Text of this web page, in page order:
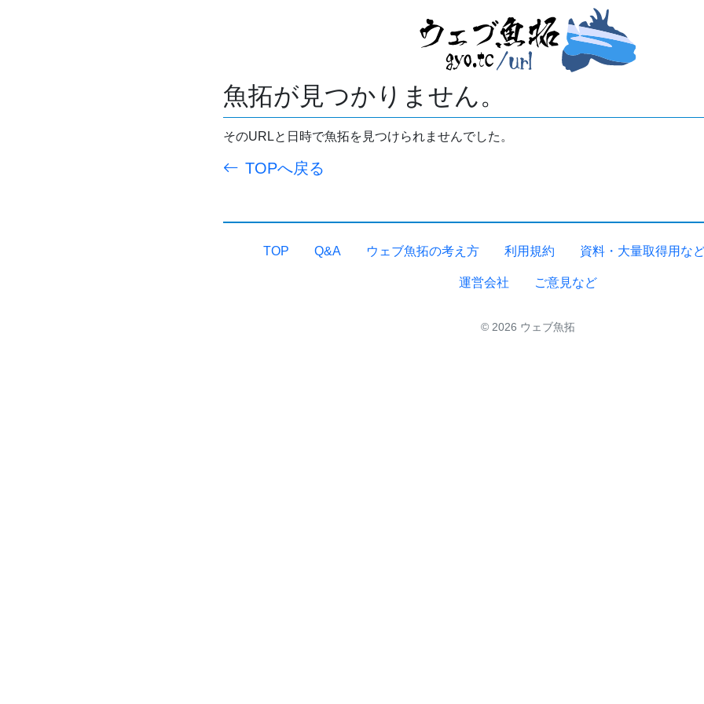
魚拓が見つかりません。
そのURLと日時で魚拓を見つけられませんでした。
TOPへ戻る
TOP Q&A ウェブ魚拓の考え方 利用規約 資料・大量取得用な
運営会社 ご意見など
© 2026 ウェブ魚拓